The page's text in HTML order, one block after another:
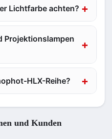
Lichtfarbe achten?
Projektionslampen
HLX-Reihe?
und Kunden